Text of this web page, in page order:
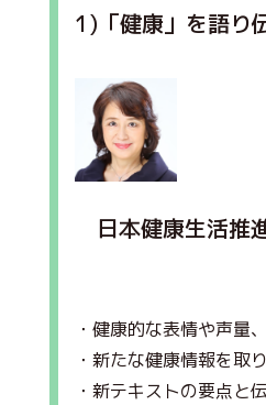
1)「健康」を語り
日本健康生活
・健康的な表情や声量
・新たな健康情報を取
・新テキストの要点と